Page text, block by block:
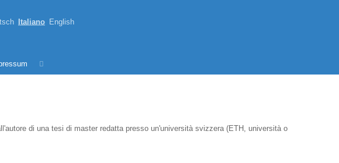
Italiano English
di una tesi di master redatta presso un'università svizzera (ETH, università o